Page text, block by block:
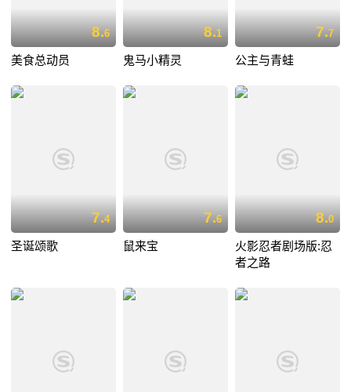
8.6
美食总动员
8.1
鬼马小精灵
7.7
公主与青蛙
7.4
圣诞颂歌
7.6
鼠来宝
8.0
火影忍者剧场版:忍
者之路